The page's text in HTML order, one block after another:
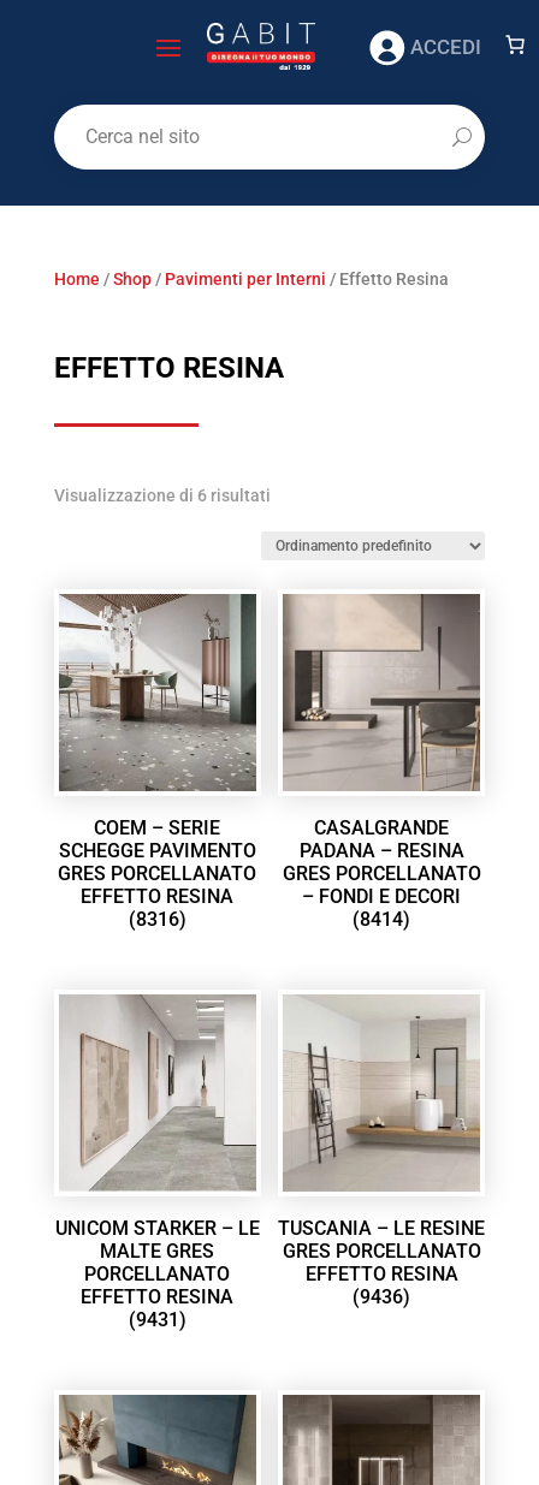
ACCEDI
Home /Shop/ Pavimenti per Interni / Effetto Resina
EFFETTO RESINA
Visualizzazione di 6 risultati
COEM – SERIE
SCHEGGE PAVIMENTO
GRES PORCELLANATO
EFFETTO RESINA
(8316)
CASALGRANDE
PADANA – RESINA
GRES PORCELLANATO
– FONDI E DECORI
(8414)
UNICOM STARKER – LE
MALTE GRES
PORCELLANATO
EFFETTO RESINA
(9431)
TUSCANIA – LE RESINE
GRES PORCELLANATO
EFFETTO RESINA
(9436)